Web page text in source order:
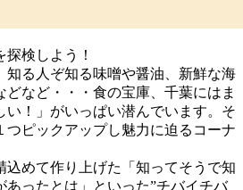
検しよう！
知る人ぞ知る味噌や醤油、新鮮な海
どなど・・・食の宝庫、千葉にはま
い！」がいっぱい潜んでいます。そ
つピックアップし魅力に迫るコーナ
込めて作り上げた「知ってそうで知
あったとは」といった”チバイチバ